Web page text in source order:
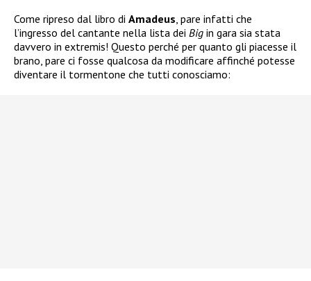
Come ripreso dal libro di Amadeus , pare infatti che
l’ingresso del cantante nella lista dei Big in gara sia stata
davvero in extremis! Questo perché per quanto gli piacesse il
brano, pare ci fosse qualcosa da modificare affinché potesse
diventare il tormentone che tutti conosciamo: